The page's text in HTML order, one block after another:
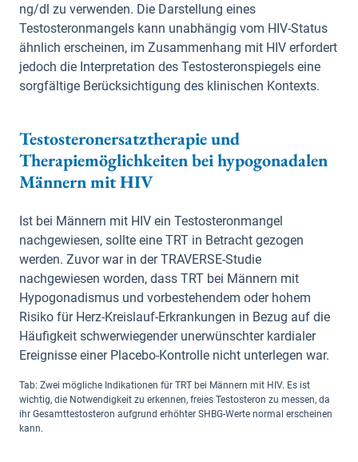
ng/dl zu verwenden. Die Darstellung eines
Testosteronmangels kann unabhängig vom HIV-Status
ähnlich erscheinen, im Zusammenhang mit HIV erfordert
jedoch die Interpretation des Testosteronspiegels eine
sorgfältige Berücksichtigung des klinischen Kontexts.
Testosteronersatztherapie und
Therapiemöglichkeiten bei hypogonadalen
Männern mit HIV
Ist bei Männern mit HIV ein Testosteronmangel
nachgewiesen, sollte eine TRT in Betracht gezogen
werden. Zuvor war in der TRAVERSE-Studie
nachgewiesen worden, dass TRT bei Männern mit
Hypogonadismus und vorbestehendem oder hohem
Risiko für Herz-Kreislauf-Erkrankungen in Bezug auf die
Häufigkeit schwerwiegender unerwünschter kardialer
Ereignisse einer Placebo-Kontrolle nicht unterlegen war.
Tab: Zwei mögliche Indikationen für TRT bei Männern mit HIV. Es ist
wichtig, die Notwendigkeit zu erkennen, freies Testosteron zu messen, da
ihr Gesamttestosteron aufgrund erhöhter SHBG-Werte normal erscheinen
kann.